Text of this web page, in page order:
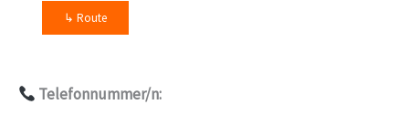
↳ Route
Telefonnummer/n: